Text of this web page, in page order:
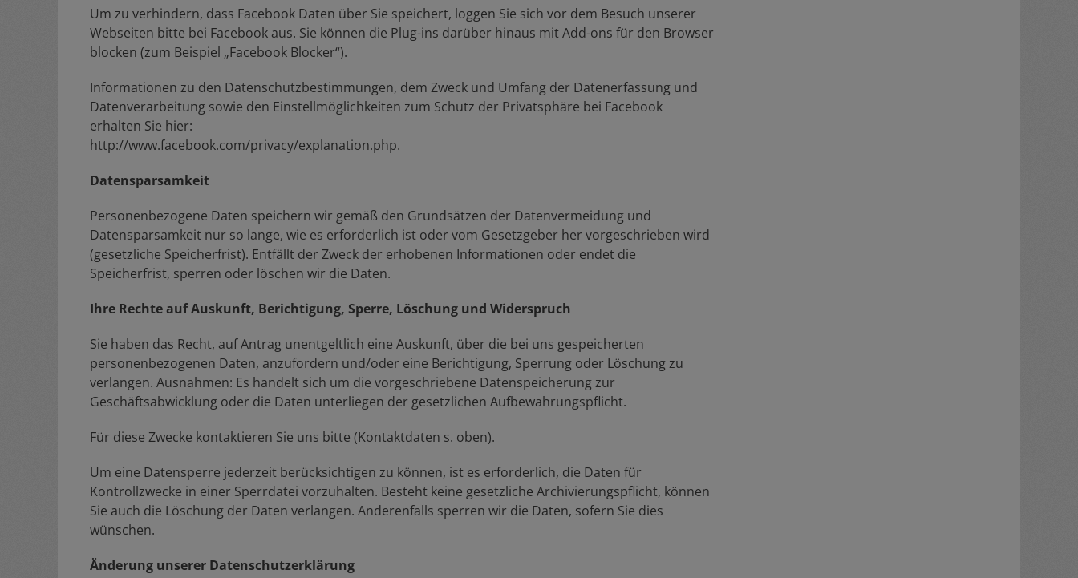
Um zu verhindern, dass Facebook Daten über Sie speichert, loggen Sie sich vor dem Besuch unserer
Webseiten bitte bei Facebook aus. Sie können die Plug-ins darüber hinaus mit Add-ons für den Browser
blocken (zum Beispiel „Facebook Blocker“).
Informationen zu den Datenschutzbestimmungen, dem Zweck und Umfang der Datenerfassung und
Datenverarbeitung sowie den Einstellmöglichkeiten zum Schutz der Privatsphäre bei Facebook
erhalten Sie hier:
http://www.facebook.com/privacy/explanation.php.
Datensparsamkeit
Personenbezogene Daten speichern wir gemäß den Grundsätzen der Datenvermeidung und
Datensparsamkeit nur so lange, wie es erforderlich ist oder vom Gesetzgeber her vorgeschrieben wird
(gesetzliche Speicherfrist). Entfällt der Zweck der erhobenen Informationen oder endet die
Speicherfrist, sperren oder löschen wir die Daten.
Ihre Rechte auf Auskunft, Berichtigung, Sperre, Löschung und Widerspruch
Sie haben das Recht, auf Antrag unentgeltlich eine Auskunft, über die bei uns gespeicherten
personenbezogenen Daten, anzufordern und/oder eine Berichtigung, Sperrung oder Löschung zu
verlangen. Ausnahmen: Es handelt sich um die vorgeschriebene Datenspeicherung zur
Geschäftsabwicklung oder die Daten unterliegen der gesetzlichen Aufbewahrungspflicht.
Für diese Zwecke kontaktieren Sie uns bitte (Kontaktdaten s. oben).
Um eine Datensperre jederzeit berücksichtigen zu können, ist es erforderlich, die Daten für
Kontrollzwecke in einer Sperrdatei vorzuhalten. Besteht keine gesetzliche Archivierungspflicht, können
Sie auch die Löschung der Daten verlangen. Anderenfalls sperren wir die Daten, sofern Sie dies
wünschen.
Änderung unserer Datenschutzerklärung